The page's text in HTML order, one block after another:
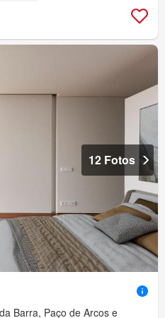
12 Fotos
Barra, Paço de Arcos e